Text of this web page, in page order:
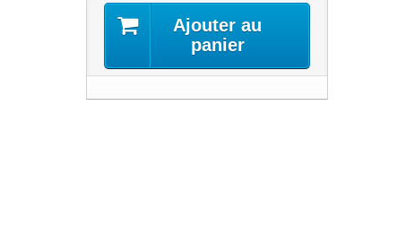
Ajouter au
panier